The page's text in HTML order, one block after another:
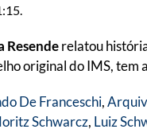
POÇOS DE CALDAS
FUTURAS
ANTERIORES
Resenderelatou
original do IMS,
De Franceschi,
Schwarcz, Luiz